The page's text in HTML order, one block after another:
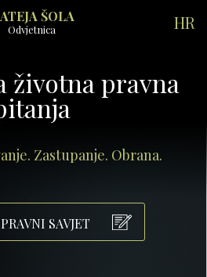
ŠOLA
Odvjetnica HR
životna pravna
Zastupanje. Obrana.
SAVJET